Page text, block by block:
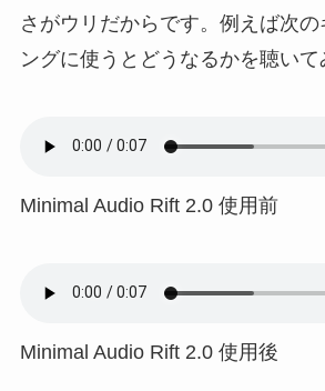
さがウリだからです。例えば次
ングに使うとどうなるかを聴いて
Minimal Audio Rift 2.0 使用前
Minimal Audio Rift 2.0 使用後